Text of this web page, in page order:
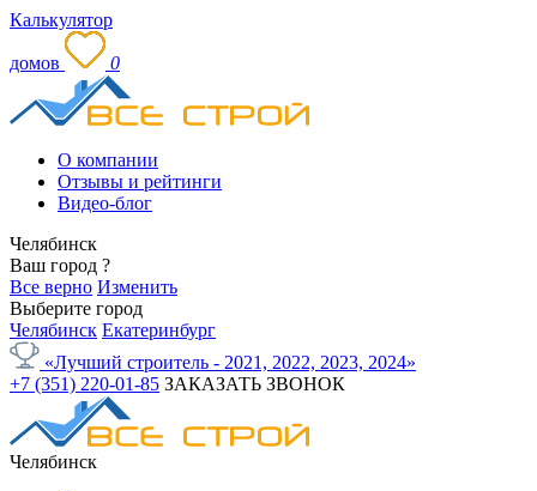
Калькулятор
домов 0
О компании
Отзывы и рейтинги
Видео-блог
Челябинск
Ваш город ?
Все верно Изменить
Выберите город
Челябинск Екатеринбург
«Лучший строитель - 2021, 2022, 2023, 2024»
+7 (351) 220-01-85 ЗАКАЗАТЬ ЗВОНОК
Челябинск